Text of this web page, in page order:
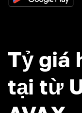
Tỷ giá
tại từ